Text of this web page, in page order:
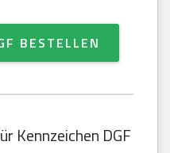
BESTELLEN
Kennzeichen DGF